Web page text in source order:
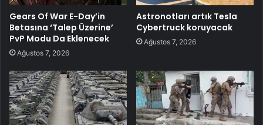
Gears Of War E-Day’in
Betasına ‘Talep Üzerine’
PvP Modu Da Eklenecek
Ağustos 7, 2026
Astronotları artık Tesla
Cybertruck koruyacak
Ağustos 7, 2026